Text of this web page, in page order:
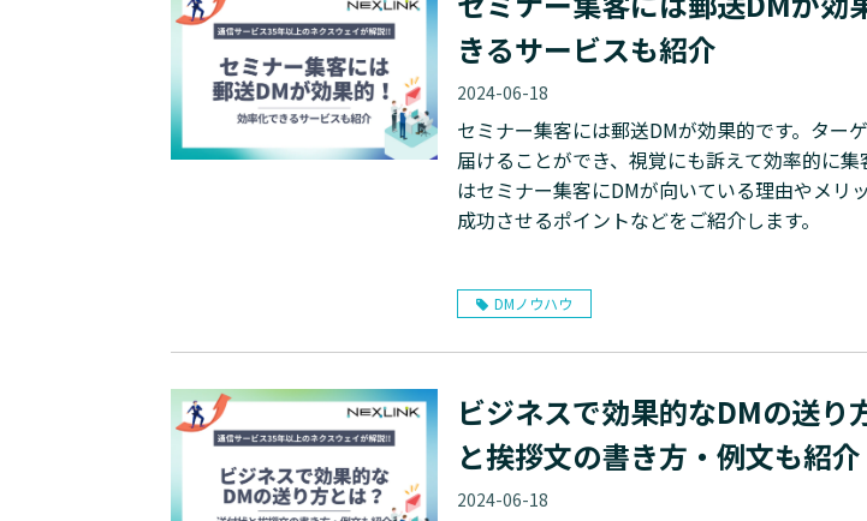
きるサービスも紹介
2024-06-18
セミナー集客には郵送DMが効果的です。ター
届けることができ、視覚にも訴えて効率的に集客でき
はセミナー集客にDMが向いている理由やメリ
成功させるポイントなどをご紹介します。
DMノウハウ
ビジネスで効果的なDMの送り
と挨拶文の書き方・例文も紹介
2024-06-18